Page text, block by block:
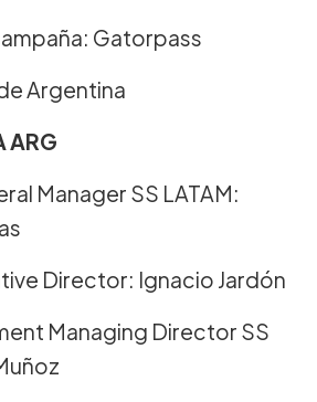
Gatorpass
Argentina
ARG
Manager SS LATAM:
Director: Ignacio Jardón
Managing Director SS